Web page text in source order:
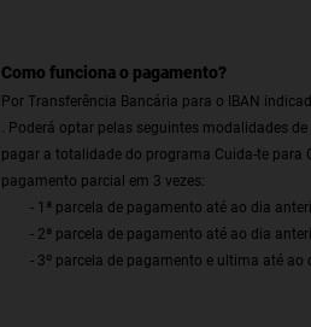
Como funciona o pagamento?
Por Transferência Bancária para o IBAN
. Poderá optar pelas seguintes modalidades
pagar a totalidade do programa Cuida-te para
pagamento parcial em 3 vezes:
- 1ª parcela de pagamento até ao dia
- 2ª parcela de pagamento até ao dia
- 3º parcela de pagamento e ultima até ao